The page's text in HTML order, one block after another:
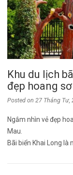
Khu du lịch
đẹp hoang sơ
Posted on 27 Tháng Tư,
Ngắm nhìn vẻ đẹp
Mau.
Bãi biển Khai Long